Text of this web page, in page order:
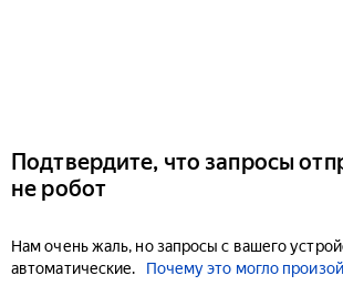
Подтвердите, что запросы
не робот
Нам очень жаль, но запросы с вашего
автоматические.
Почему это могло